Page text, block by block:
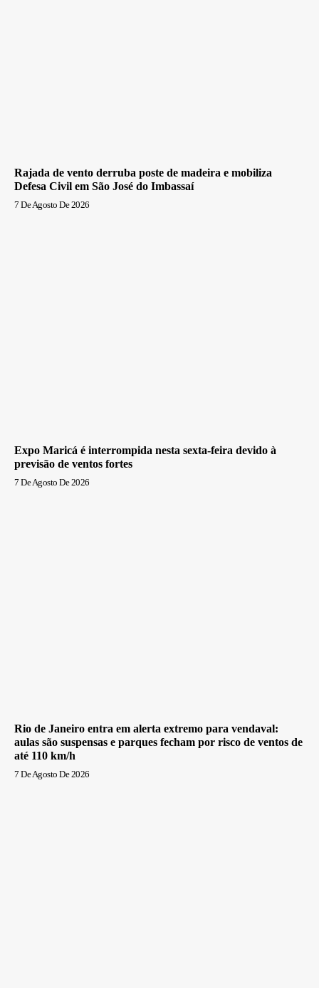
Rajada de vento derruba poste de madeira e mobiliza
Defesa Civil em São José do Imbassaí
7 De Agosto De 2026
Expo Maricá é interrompida nesta sexta-feira devido à
previsão de ventos fortes
7 De Agosto De 2026
Rio de Janeiro entra em alerta extremo para vendaval:
aulas são suspensas e parques fecham por risco de ventos de
até 110 km/h
7 De Agosto De 2026